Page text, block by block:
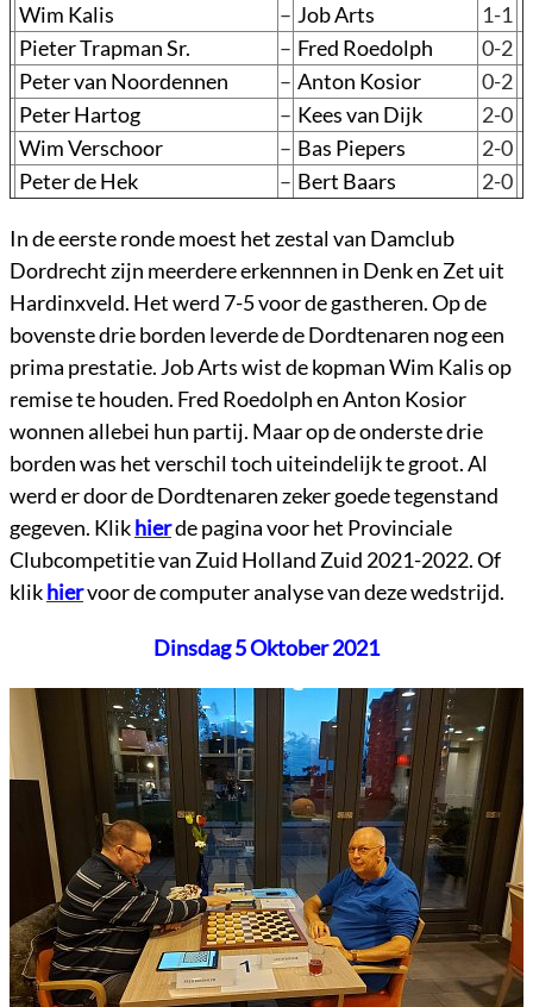
Wim Kalis – Job Arts
1-1
Pieter Trapman Sr.
– Fred Roedolph
0-2
Peter van Noordennen
– Anton Kosior
0-2
Peter Hartog
– Kees van Dijk
2-0
Wim Verschoor
– Bas Piepers
2-0
Peter de Hek
– Bert Baars 2-0
In de eerste ronde moest het zestal van Damclub
Dordrecht zijn meerdere erkennnen in Denk en Zet uit
Hardinxveld. Het werd 7-5 voor de gastheren. Op de
bovenste drie borden leverde de Dordtenaren nog een
prima prestatie. Job Arts wist de kopman Wim Kalis op
remise te houden. Fred Roedolph en Anton Kosior
wonnen allebei hun partij. Maar op de onderste drie
borden was het verschil toch uiteindelijk te groot. Al
werd er door de Dordtenaren zeker goede tegenstand
gegeven. Klikhierde pagina voor het Provinciale
Clubcompetitie van Zuid Holland Zuid 2021-2022. Of
klikhiervoor de computer analyse van deze wedstrijd.
Dinsdag 5 Oktober 2021